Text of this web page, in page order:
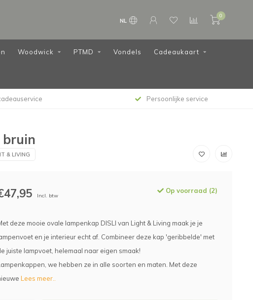
NL
0
Woodwick PTMD Vondels Cadeaukaart
Persoonlijke service
bruin
& LIVING
Incl. btw
Op voorraad (2)
deze mooie ovale lampenkap DISLI van Light & Living maak je je
en je interieur echt af. Combineer deze kap 'geribbelde' met
juiste lampvoet, helemaal naar eigen smaak!
we hebben ze in alle soorten en maten. Met deze
Lees meer..